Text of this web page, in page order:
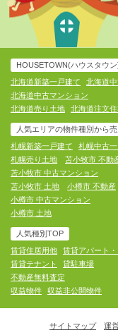
HOUSETOWN(ハウスタウン
北海道新築一戸建て
北海道
北海道中古マンション
北海道売り土地
北海道注文
人気エリアの物件種別から
札幌新築一戸建て
札幌中古
札幌売り土地
苫小牧市 不動
苫小牧市 中古マンション
苫小牧市 土地
小樽市 不動産
小樽市 中古マンション
小樽市 土地
人気種別TOP
賃貸住居用他
賃貸アパート
賃貸テナント
貸駐車場
不動産無料査定
収益物件
収益非公開物件
サイトマップ 運